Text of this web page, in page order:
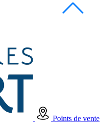
Points de vente